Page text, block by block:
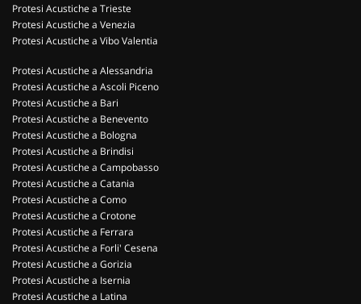
Protesi Acustiche a Trieste
Protesi Acustiche a Venezia
Protesi Acustiche a Vibo Valentia
Protesi Acustiche a Alessandria
Protesi Acustiche a Ascoli Piceno
Protesi Acustiche a Bari
Protesi Acustiche a Benevento
Protesi Acustiche a Bologna
Protesi Acustiche a Brindisi
Protesi Acustiche a Campobasso
Protesi Acustiche a Catania
Protesi Acustiche a Como
Protesi Acustiche a Crotone
Protesi Acustiche a Ferrara
Protesi Acustiche a Forli' Cesena
Protesi Acustiche a Gorizia
Protesi Acustiche a Isernia
Protesi Acustiche a Latina